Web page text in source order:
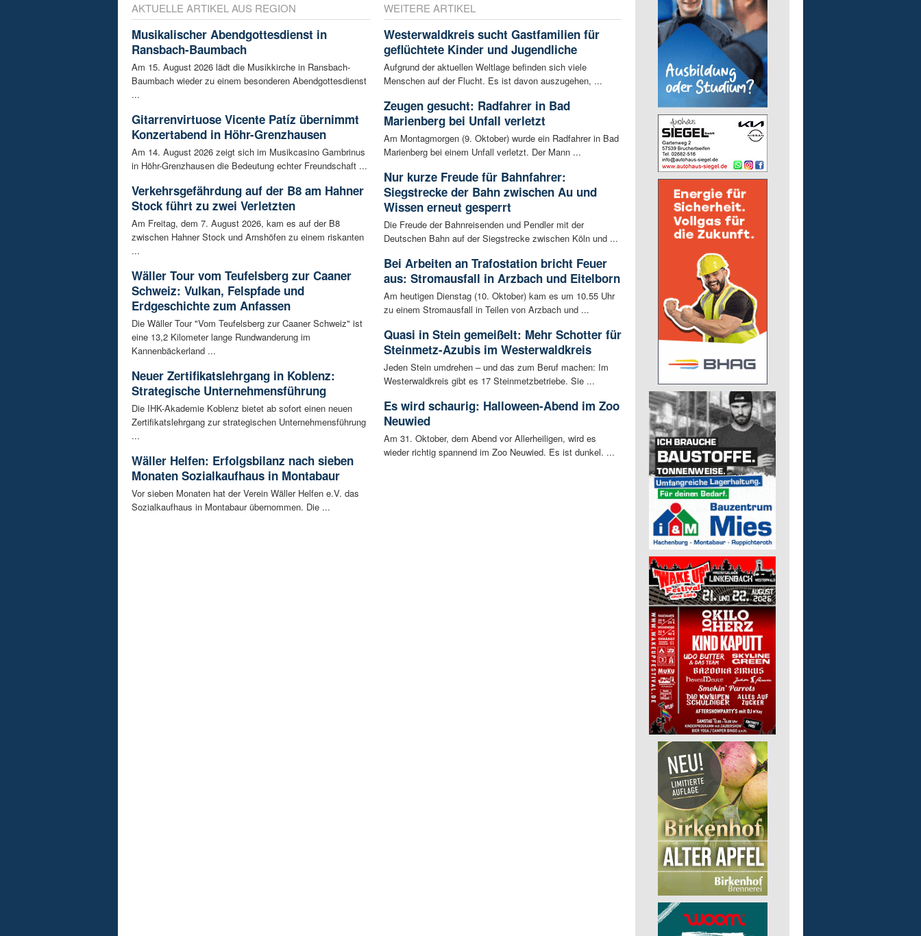
AKTUELLE ARTIKEL AUS REGION
Musikalischer Abendgottesdienst in
Ransbach-Baumbach
Am 15. August 2026 lädt die Musikkirche in Ransbach-
Baumbach wieder zu einem besonderen Abendgottesdienst
...
Gitarrenvirtuose Vicente Patíz übernimmt
Konzertabend in Höhr-Grenzhausen
Am 14. August 2026 zeigt sich im Musikcasino Gambrinus
in Höhr-Grenzhausen die Bedeutung echter Freundschaft ...
Verkehrsgefährdung auf der B8 am Hahner
Stock führt zu zwei Verletzten
Am Freitag, dem 7. August 2026, kam es auf der B8
zwischen Hahner Stock und Arnshöfen zu einem riskanten
...
Wäller Tour vom Teufelsberg zur Caaner
Schweiz: Vulkan, Felspfade und
Erdgeschichte zum Anfassen
Die Wäller Tour "Vom Teufelsberg zur Caaner Schweiz" ist
eine 13,2 Kilometer lange Rundwanderung im
Kannenbäckerland ...
Neuer Zertifikatslehrgang in Koblenz:
Strategische Unternehmensführung
Die IHK-Akademie Koblenz bietet ab sofort einen neuen
Zertifikatslehrgang zur strategischen Unternehmensführung
...
Wäller Helfen: Erfolgsbilanz nach sieben
Monaten Sozialkaufhaus in Montabaur
Vor sieben Monaten hat der Verein Wäller Helfen e.V. das
Sozialkaufhaus in Montabaur übernommen. Die ...
WEITERE ARTIKEL
Westerwaldkreis sucht Gastfamilien für
geflüchtete Kinder und Jugendliche
Aufgrund der aktuellen Weltlage befinden sich viele
Menschen auf der Flucht. Es ist davon auszugehen, ...
Zeugen gesucht: Radfahrer in Bad
Marienberg bei Unfall verletzt
Am Montagmorgen (9. Oktober) wurde ein Radfahrer in Bad
Marienberg bei einem Unfall verletzt. Der Mann ...
Nur kurze Freude für Bahnfahrer:
Siegstrecke der Bahn zwischen Au und
Wissen erneut gesperrt
Die Freude der Bahnreisenden und Pendler mit der
Deutschen Bahn auf der Siegstrecke zwischen Köln und ...
Bei Arbeiten an Trafostation bricht Feuer
aus: Stromausfall in Arzbach und Eitelborn
Am heutigen Dienstag (10. Oktober) kam es um 10.55 Uhr
zu einem Stromausfall in Teilen von Arzbach und ...
Quasi in Stein gemeißelt: Mehr Schotter für
Steinmetz-Azubis im Westerwaldkreis
Jeden Stein umdrehen – und das zum Beruf machen: Im
Westerwaldkreis gibt es 17 Steinmetzbetriebe. Sie ...
Es wird schaurig: Halloween-Abend im Zoo
Neuwied
Am 31. Oktober, dem Abend vor Allerheiligen, wird es
wieder richtig spannend im Zoo Neuwied. Es ist dunkel. ...